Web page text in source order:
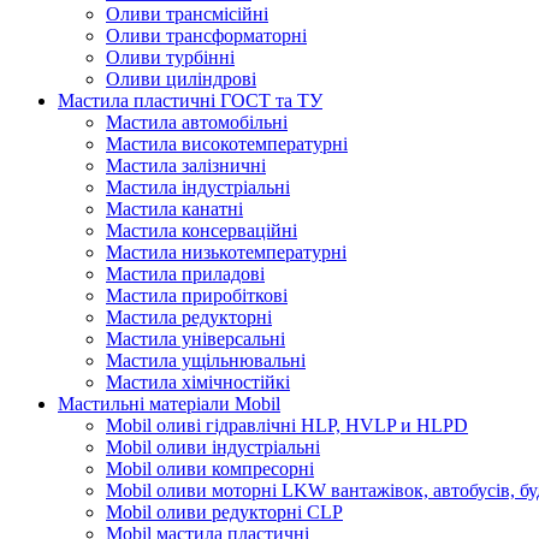
Оливи трансмісійні
Оливи трансформаторні
Оливи турбінні
Оливи циліндрові
Мастила пластичні ГОСТ та ТУ
Мастила автомобільні
Мастила високотемпературні
Мастила залізничні
Мастила індустріальні
Мастила канатні
Мастила консерваційні
Мастила низькотемпературні
Мастила приладові
Мастила приробіткові
Мастила редукторні
Мастила універсальні
Мастила ущільнювальні
Мастила хімічностійкі
Мастильні матеріали Mobil
Mobil оливі гідравлічні HLP, HVLP и HLPD
Mobil оливи індустріальні
Mobil оливи компресорні
Mobil оливи моторні LKW вантажівок, автобусів,
Mobil оливи редукторні CLP
Mobil мастила пластичні